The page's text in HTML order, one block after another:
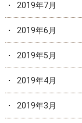
2019年7月
2019年6月
2019年5月
2019年4月
2019年3月